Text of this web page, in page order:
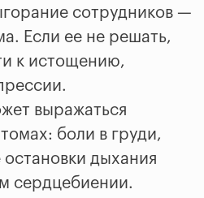
сотрудников —
Если ее не решать,
к истощению,
выражаться
боли в груди,
дыхания
сердцебиении.